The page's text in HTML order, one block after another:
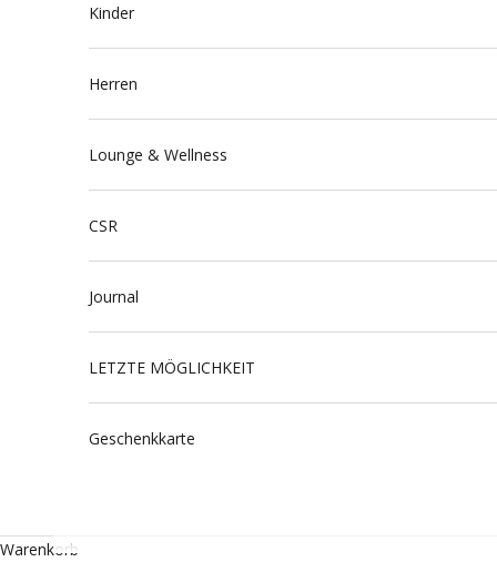
Kinder
Herren
Lounge & Wellness
CSR
Journal
LETZTE MÖGLICHKEIT
Geschenkkarte
Warenkorb